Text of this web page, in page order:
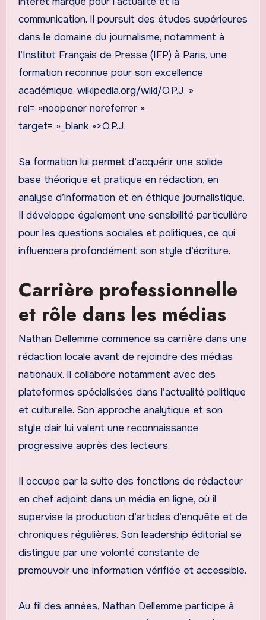
communication. Il poursuit des études supérieures
dans le domaine du journalisme, notamment à
l’Institut Français de Presse (IFP) à Paris, une
formation reconnue pour son excellence
académique. wikipedia.org/wiki/O.P.J. »
rel= »noopener noreferrer »
target= »_blank »>O.P.J.
Sa formation lui permet d’acquérir une solide
base théorique et pratique en rédaction, en
analyse d’information et en éthique journalistique.
Il développe également une sensibilité particulière
pour les questions sociales et politiques, ce qui
influencera profondément son style d’écriture.
Carrière professionnelle
et rôle dans les médias
Nathan Dellemme commence sa carrière dans une
rédaction locale avant de rejoindre des médias
nationaux. Il collabore notamment avec des
plateformes spécialisées dans l’actualité politique
et culturelle. Son approche analytique et son
style clair lui valent une reconnaissance
progressive auprès des lecteurs.
Il occupe par la suite des fonctions de rédacteur
en chef adjoint dans un média en ligne, où il
supervise la production d’articles d’enquête et de
chroniques régulières. Son leadership éditorial se
distingue par une volonté constante de
promouvoir une information vérifiée et accessible.
Au fil des années, Nathan Dellemme participe à